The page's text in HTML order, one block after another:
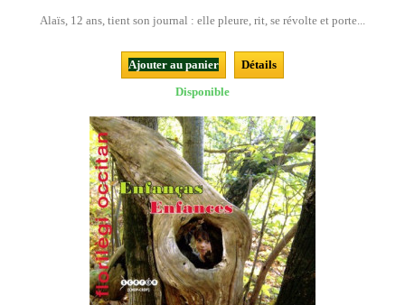
Alaïs, 12 ans, tient son journal : elle pleure, rit, se révolte et porte...
Ajouter au panier
Détails
Disponible